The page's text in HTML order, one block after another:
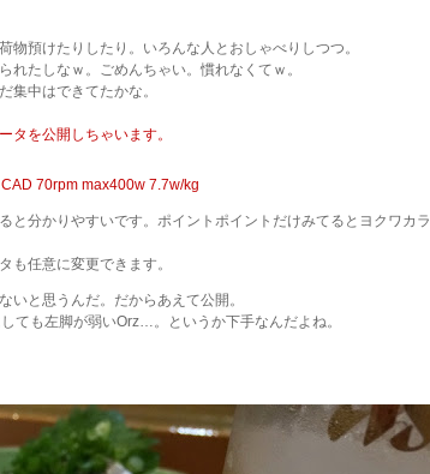
預けたりしたり。いろんな人とおしゃべりしつつ。
たしなｗ。ごめんちゃい。慣れなくてｗ。
集中はできてたかな。
タを公開しちゃいます。
70rpm max400w 7.7w/kg
と分かりやすいです。ポイントポイントだけみてるとヨクワカラ
も任意に変更できます。
いと思うんだ。だからあえて公開。
ても左脚が弱いOrz…。というか下手なんだよね。